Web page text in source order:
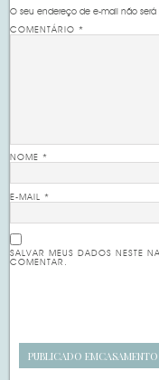
O seu endereço de e-mail não
COMENTÁRIO*
NOME*
E-MAIL*
SALVAR MEUS DADOS NESTE
COMENTAR.
PUBLICADO EM